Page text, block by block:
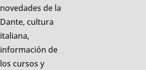
novedades de la
Dante, cultura
italiana,
información de
los cursos y